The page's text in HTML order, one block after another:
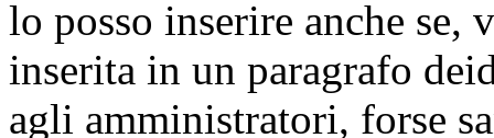
lo posso inserire anche se,
inserita in un paragrafo
agli amministratori, forse